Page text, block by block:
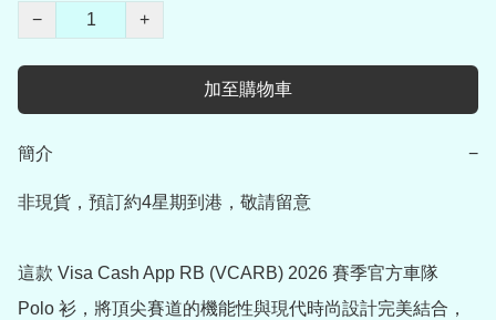
−
+
加至購物車
簡介 −
非現貨，預訂約4星期到港，敬請留意
這款 Visa Cash App RB (VCARB) 2026 賽季官方車隊
Polo 衫，將頂尖賽道的機能性與現代時尚設計完美結合，